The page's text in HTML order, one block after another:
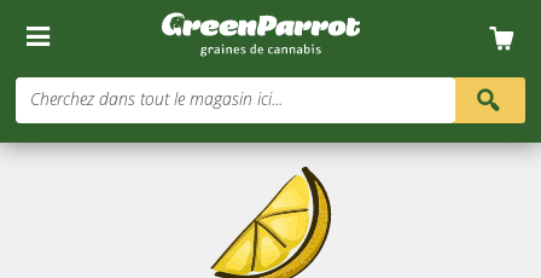
Cherchez dans tout le magasin ici...